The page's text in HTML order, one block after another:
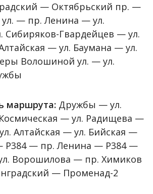
— Октябрьский пр. —
ул. — пр. Ленина — ул.
Сибиряков-Гвардейцев — ул.
— ул. Баумана — ул.
Волошиной ул. — ул.
маршрута: Дружбы — ул.
— ул. Радищева —
Алтайская — ул. Бийская —
Р384 — пр. Ленина — Р384 —
Ворошилова — пр. Химиков
— Променад-2